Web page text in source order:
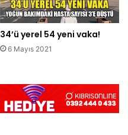
34’ü yerel 54 yeni vaka!
6 Mayıs 2021